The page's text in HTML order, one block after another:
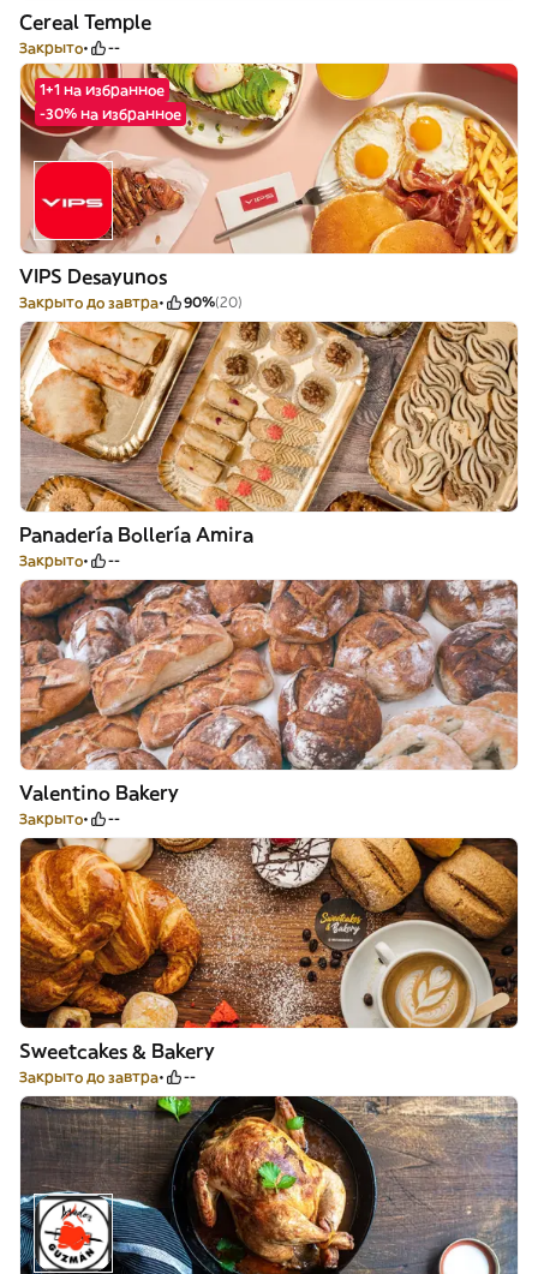
Cereal Temple
Закрыто --
1+1 на избранное
-30% на избранное
VIPS Desayunos
Закрыто до завтра 90%(20)
Panadería Bollería Amira
Закрыто --
Valentino Bakery
Закрыто --
Sweetcakes & Bakery
Закрыто до завтра --